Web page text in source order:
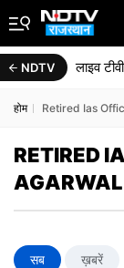
NDTV लाइव टीवी
होम Retired Ias
RETIRED
AGARWAL
सब ख़बरें